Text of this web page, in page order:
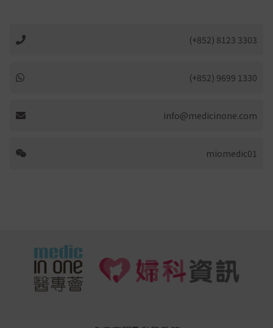
(+852) 8123 3303
(+852) 9699 1330
info@medicinone.com
miomedic01